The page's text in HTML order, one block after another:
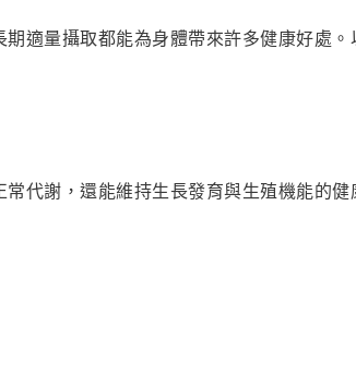
適量攝取都能為身體帶來許多健康好處
代謝，還能維持生長發育與生殖機能的